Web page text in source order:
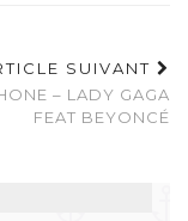
SUIVANT
– LADY GAGA
FEAT BEYONCÉ